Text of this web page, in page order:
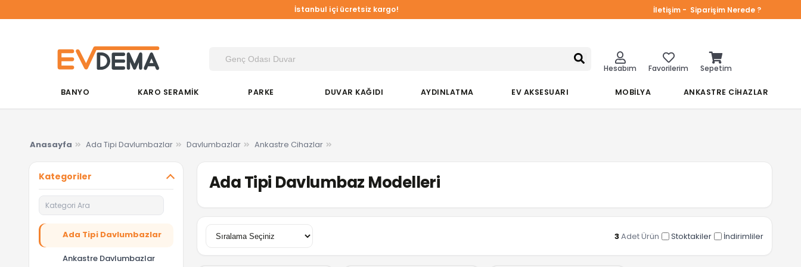
İstanbul içi ücretsiz kargo! İletişim - Siparişim Nerede ?
Hesabım Favorilerim Sepetim
BANYO KARO SERAMİK PARKE DUVAR KAĞIDI AYDINLATMA EV AKSESUARI MOBİLYA ANKASTRE CİHAZLAR
Anasayfa Ada Tipi Davlumbazlar Davlumbazlar Ankastre Cihazlar
Kategoriler
Ada Tipi Davlumbazlar
Ankastre Davlumbazlar
Ada Tipi Davlumbaz Modelleri
3Adet Ürün Stoktakiler İndirimliler